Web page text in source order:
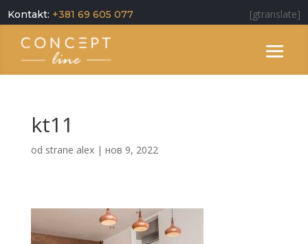
Kontakt: +381 69 605 077 [gtranslate]
kt11
od strane alex| нов 9, 2022